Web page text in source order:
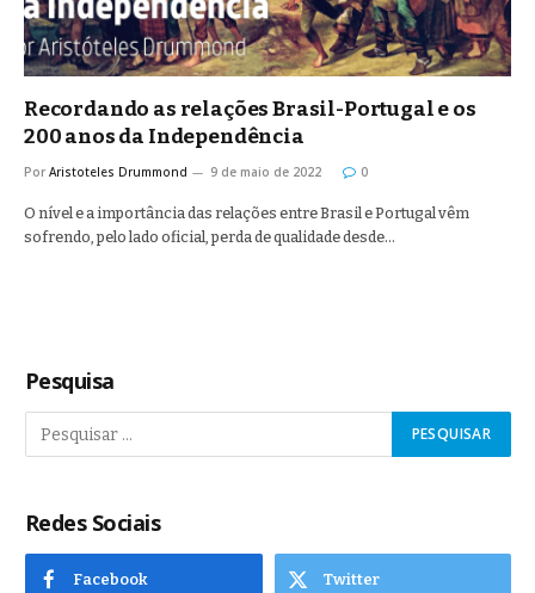
Recordando as relações Brasil-Portugal e os
200 anos da Independência
Por Aristoteles Drummond 9 de maio de 2022 0
O nível e a importância das relações entre Brasil e Portugal vêm
sofrendo, pelo lado oficial, perda de qualidade desde…
Pesquisa
Redes Sociais
Facebook Twitter